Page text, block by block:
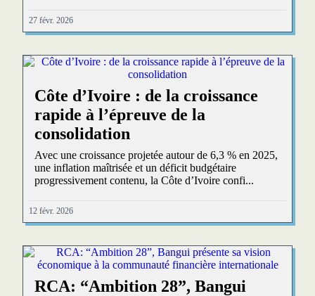
27 févr. 2026
Côte d’Ivoire : de la croissance
rapide à l’épreuve de la
consolidation
Avec une croissance projetée autour de 6,3 % en 2025,
une inflation maîtrisée et un déficit budgétaire
progressivement contenu, la Côte d’Ivoire confi...
12 févr. 2026
RCA: “Ambition 28”, Bangui